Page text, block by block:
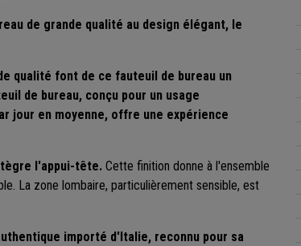
de grande qualité au design élégant, le
qualité font de ce fauteuil de bureau un
de bureau, conçu pour un usage
jour en moyenne, offre une expérience
l'appui-tête. Cette finition donne à l'ensemble
La zone lombaire, particulièrement sensible, est
importé d'Italie, reconnu pour sa